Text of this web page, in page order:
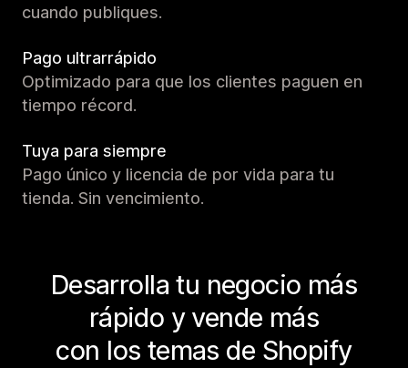
cuando publiques.
Pago ultrarrápido
Optimizado para que los clientes paguen en
tiempo récord.
Tuya para siempre
Pago único y licencia de por vida para tu
tienda. Sin vencimiento.
Desarrolla tu negocio más
rápido y vende más
con los temas de Shopify